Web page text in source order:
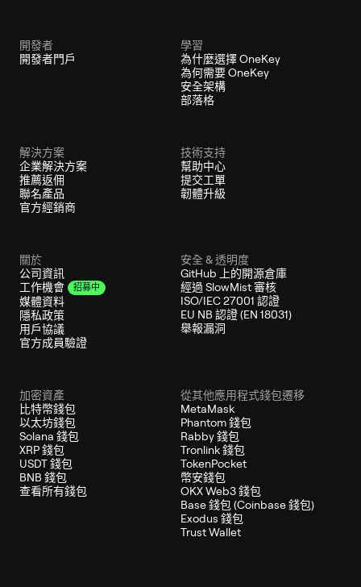
開發者
開發者門戶
學習
為什麼選擇 OneKey
為何需要 OneKey
安全架構
部落格
解決方案
企業解決方案
推薦返佣
聯名產品
官方經銷商
技術支持
幫助中心
提交工單
韌體升級
關於
公司資訊
工作機會
招募中
媒體資料
隱私政策
用戶協議
官方成員驗證
安全 & 透明度
GitHub 上的開源倉庫
經過 SlowMist 審核
ISO/IEC 27001 認證
EU NB 認證 (EN 18031)
舉報漏洞
加密資產
比特幣錢包
以太坊錢包
Solana 錢包
XRP 錢包
USDT 錢包
BNB 錢包
查看所有錢包
從其他應用程式錢包遷移
MetaMask
Phantom 錢包
Rabby 錢包
Tronlink 錢包
TokenPocket
幣安錢包
OKX Web3 錢包
Base 錢包 (Coinbase 錢包)
Exodus 錢包
Trust Wallet